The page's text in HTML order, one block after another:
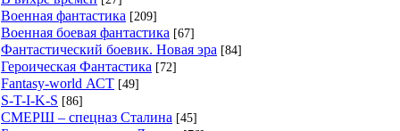
Военная фантастика [209]
Военная боевая фантастика [67]
Фантастический боевик. Новая эра [84]
Героическая Фантастика [72]
Fantasy-world АСТ [49]
S-T-I-K-S [86]
СМЕРШ – спецназ Сталина [45]